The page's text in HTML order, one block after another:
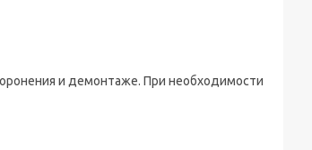
и демонтаже. При необходимости